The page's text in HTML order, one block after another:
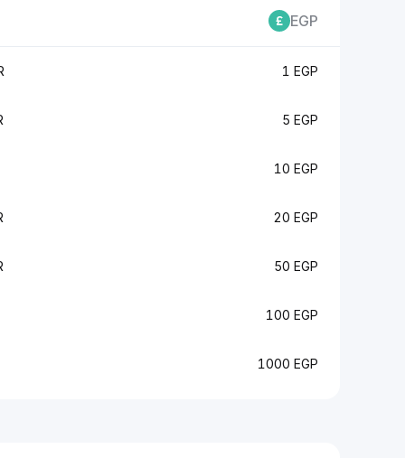
EGP
1 EGP
5 EGP
10 EGP
20 EGP
50 EGP
100 EGP
1000 EGP